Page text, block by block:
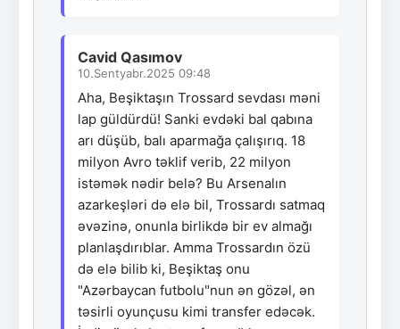
Cavid Qasımov
10.Sentyabr.2025 09:48
Aha, Beşiktaşın Trossard sevdası məni
lap güldürdü! Sanki evdəki bal qabına
arı düşüb, balı aparmağa çalışırıq. 18
milyon Avro təklif verib, 22 milyon
istəmək nədir belə? Bu Arsenalın
azarkeşləri də elə bil, Trossardı satmaq
əvəzinə, onunla birlikdə bir ev almağı
planlaşdırıblar. Amma Trossardın özü
də elə bilib ki, Beşiktaş onu
"Azərbaycan futbolu"nun ən gözəl, ən
təsirli oyunçusu kimi transfer edəcək.